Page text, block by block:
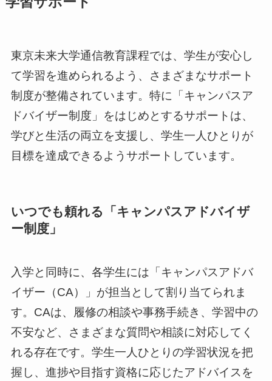
東京未来大学通信教育課程では、学生が安心し
て学習を進められるよう、さまざまなサポート
制度が整備されています。特に「キャンパスア
ドバイザー制度」をはじめとするサポートは、
学びと生活の両立を支援し、学生一人ひとりが
目標を達成できるようサポートしています。
いつでも頼れる「キャンパスアドバイザ
ー制度」
入学と同時に、各学生には「キャンパスアドバ
イザー（CA）」が担当として割り当てられま
す。CAは、履修の相談や事務手続き、学習中の
不安など、さまざまな質問や相談に対応してく
れる存在です。学生一人ひとりの学習状況を把
握し、進捗や目指す資格に応じたアドバイスを